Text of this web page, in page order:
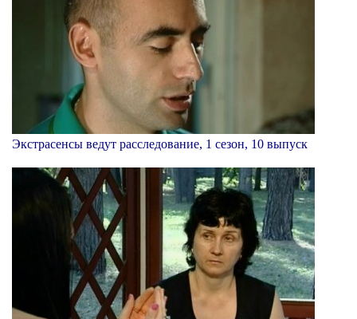
Экстрасенсы ведут расследование, 1 сезон, 10 выпуск